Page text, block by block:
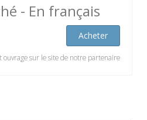
- En français
Acheter
ouvrage sur le site de notre partenaire